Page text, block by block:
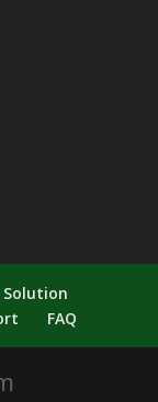
Solution
FAQ